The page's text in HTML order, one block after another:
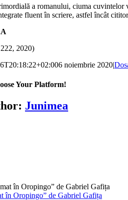
a romanului, ciuma cuvintelor
fluent în scriere, astfel încât
2020)
6 noiembrie 2020|
Your Platform!
Junimea
în Oropingo” de Gabriel Gafița